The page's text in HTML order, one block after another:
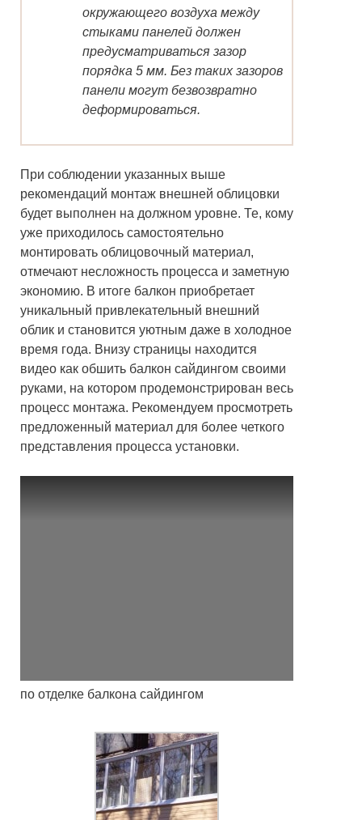
окружающего воздуха между
стыками панелей должен
предусматриваться зазор
порядка 5 мм. Без таких зазоров
панели могут безвозвратно
деформироваться.
При соблюдении указанных выше
рекомендаций монтаж внешней облицовки
будет выполнен на должном уровне. Те, кому
уже приходилось самостоятельно
монтировать облицовочный материал,
отмечают несложность процесса и заметную
экономию. В итоге балкон приобретает
уникальный привлекательный внешний
облик и становится уютным даже в холодное
время года. Внизу страницы находится
видео как обшить балкон сайдингом своими
руками, на котором продемонстрирован весь
процесс монтажа. Рекомендуем просмотреть
предложенный материал для более четкого
представления процесса установки.
по отделке балкона сайдингом